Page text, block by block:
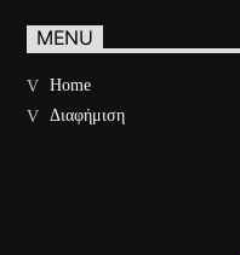
MENU
Home
Διαφήμιση